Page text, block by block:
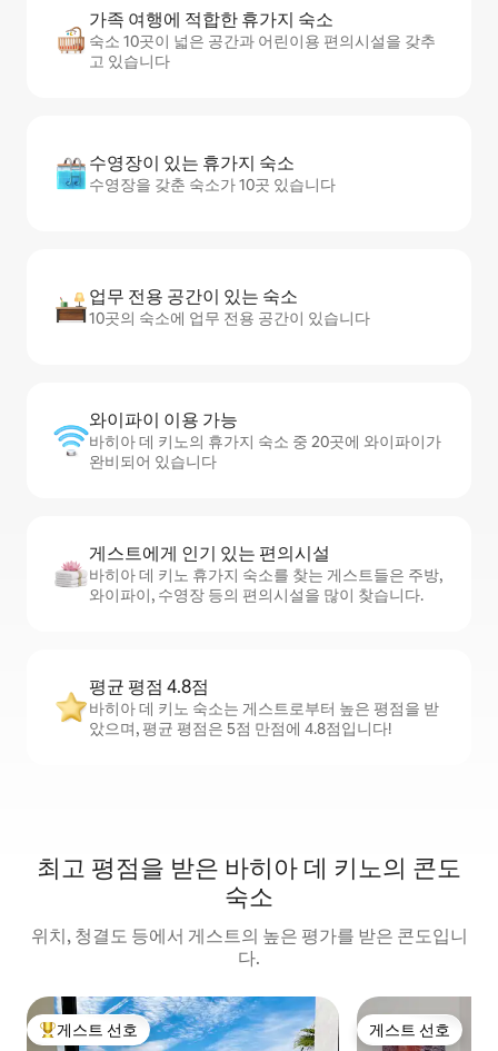
가족 여행에 적합한 휴가지 숙소
숙소 10곳이 넓은 공간과 어린이용 편의시설을 갖추
고 있습니다
수영장이 있는 휴가지 숙소
수영장을 갖춘 숙소가 10곳 있습니다
업무 전용 공간이 있는 숙소
10곳의 숙소에 업무 전용 공간이 있습니다
와이파이 이용 가능
바히아 데 키노의 휴가지 숙소 중 20곳에 와이파이가
완비되어 있습니다
게스트에게 인기 있는 편의시설
바히아 데 키노 휴가지 숙소를 찾는 게스트들은 주방,
와이파이, 수영장 등의 편의시설을 많이 찾습니다.
평균 평점 4.8점
바히아 데 키노 숙소는 게스트로부터 높은 평점을 받
았으며, 평균 평점은 5점 만점에 4.8점입니다!
최고 평점을 받은 바히아 데 키노의 콘도
숙소
위치, 청결도 등에서 게스트의 높은 평가를 받은 콘도입니
다.
상위 게스트 선호
게스트 선호 게스트 선호
게스트 선호